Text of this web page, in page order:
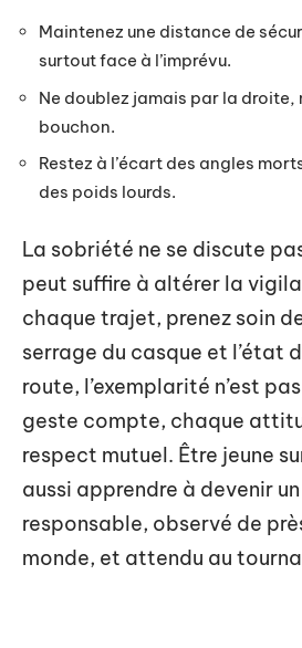
Maintenez une distance de
surtout face à l’imprévu.
Ne doublez jamais par la droite,
bouchon.
Restez à l’écart des angles
des poids lourds.
La sobriété ne se discute
peut suffire à altérer la
chaque trajet, prenez soin
serrage du casque et l’état
route, l’exemplarité n’est
geste compte, chaque
respect mutuel. Être jeune
aussi apprendre à devenir
responsable, observé de
monde, et attendu au